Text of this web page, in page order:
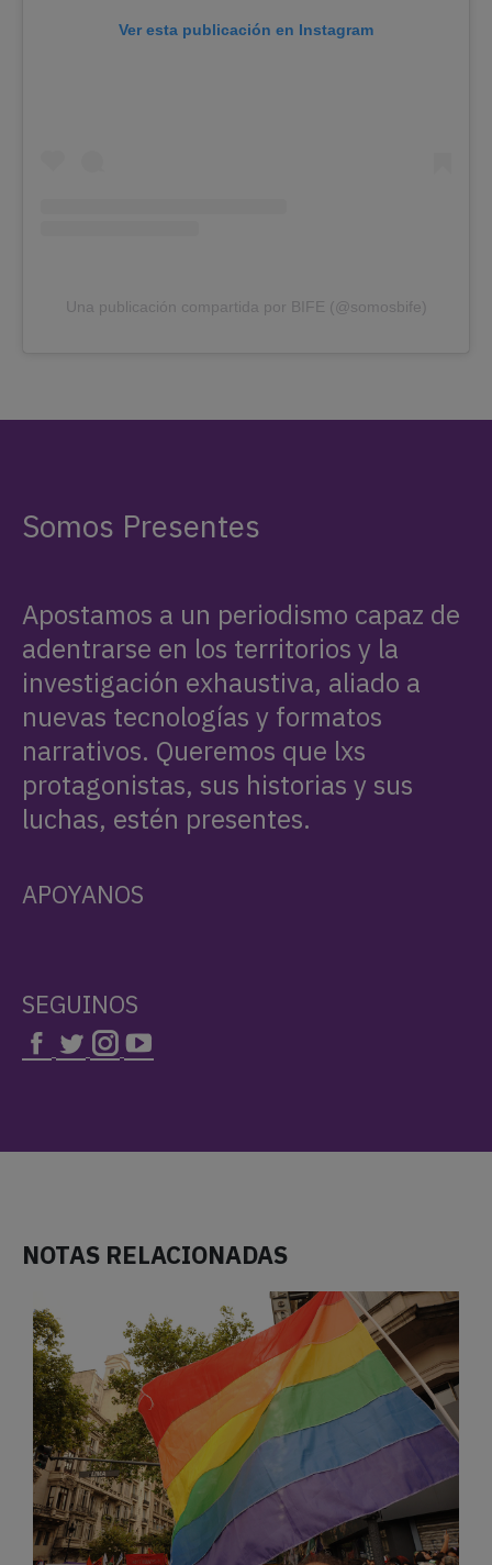
investigación exhaustiva, aliado a
narrativos. Queremos que lxs
protagonistas, sus historias y sus
luchas, estén presentes.
APOYANOS
MATRIMONIO IGUALITARIO EN
GUATEMALA: PIDEN DECLARAR
INCONSTITUCIONAL SU
PROHIBICIÓN